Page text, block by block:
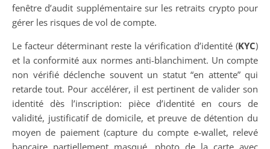
fenêtre d’audit supplémentaire sur les retraits crypto pour
gérer les risques de vol de compte.
Le facteur déterminant reste la vérification d’identité (KYC)
et la conformité aux normes anti-blanchiment. Un compte
non vérifié déclenche souvent un statut “en attente” qui
retarde tout. Pour accélérer, il est pertinent de valider son
identité dès l’inscription: pièce d’identité en cours de
validité, justificatif de domicile, et preuve de détention du
moyen de paiement (capture du compte e-wallet, relevé
bancaire partiellement masqué, photo de la carte avec